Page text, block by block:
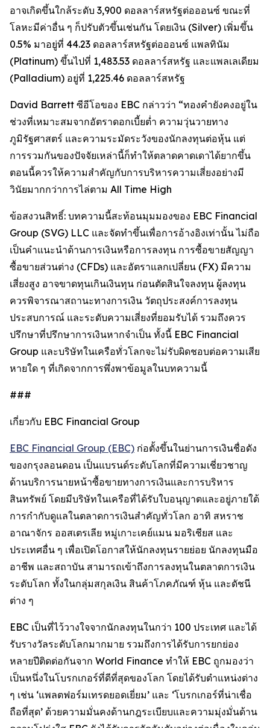
อาจเกิดขึ้นใกล้ระดับ 3,900 ดอลลาร์สหรัฐต่อออนซ์ ขณะที่
โลหะมีค่าอื่น ๆ ก็ปรับตัวขึ้นเช่นกัน โดยเงิน (Silver) เพิ่มขึ้น
0.5% มาอยู่ที่ 44.23 ดอลลาร์สหรัฐต่อออนซ์ แพลทินัม
(Platinum) ขึ้นไปที่ 1,483.53 ดอลลาร์สหรัฐ และแพลเลเดียม
(Palladium) อยู่ที่ 1,225.46 ดอลลาร์สหรัฐ
David Barrett ซีอีโอของ EBC กล่าวว่า “ทองคำยังคงอยู่ใน
ช่วงที่เหมาะสมจากอัตราดอกเบี้ยต่ำ ความวุ่นวายทาง
ภูมิรัฐศาสตร์ และความระมัดระวังของนักลงทุนต่อหุ้น แต่
การรวมกันของปัจจัยเหล่านี้ก็ทำให้ตลาดคาดเดาได้ยากขึ้น
ตอนนี้ควรให้ความสำคัญกับการบริหารความเสี่ยงอย่างมี
วินัยมากกว่าการไล่ตาม All Time High
ข้อสงวนสิทธิ์: บทความนี้สะท้อนมุมมองของ EBC Financial
Group (SVG) LLC และจัดทำขึ้นเพื่อการอ้างอิงเท่านั้น ไม่ถือ
เป็นคำแนะนำด้านการเงินหรือการลงทุน การซื้อขายสัญญา
ซื้อขายส่วนต่าง (CFDs) และอัตราแลกเปลี่ยน (FX) มีความ
เสี่ยงสูง อาจขาดทุนเกินเงินทุน ก่อนตัดสินใจลงทุน ผู้ลงทุน
ควรพิจารณาสถานะทางการเงิน วัตถุประสงค์การลงทุน
ประสบการณ์ และระดับความเสี่ยงที่ยอมรับได้ รวมถึงควร
ปรึกษาที่ปรึกษาการเงินหากจำเป็น ทั้งนี้ EBC Financial
Group และบริษัทในเครือทั่วโลกจะไม่รับผิดชอบต่อความเสีย
หายใด ๆ ที่เกิดจากการพึ่งพาข้อมูลในบทความนี้
###
เกี่ยวกับ EBC Financial Group
EBC Financial Group (EBC) ก่อตั้งขึ้นในย่านการเงินชื่อดัง
ของกรุงลอนดอน เป็นแบรนด์ระดับโลกที่มีความเชี่ยวชาญ
ด้านบริการนายหน้าซื้อขายทางการเงินและการบริหาร
สินทรัพย์ โดยมีบริษัทในเครือที่ได้รับใบอนุญาตและอยู่ภายใต้
การกำกับดูแลในตลาดการเงินสำคัญทั่วโลก อาทิ สหราช
อาณาจักร ออสเตรเลีย หมู่เกาะเคย์แมน มอริเชียส และ
ประเทศอื่น ๆ เพื่อเปิดโอกาสให้นักลงทุนรายย่อย นักลงทุนมือ
อาชีพ และสถาบัน สามารถเข้าถึงการลงทุนในตลาดการเงิน
ระดับโลก ทั้งในกลุ่มสกุลเงิน สินค้าโภคภัณฑ์ หุ้น และดัชนี
ต่าง ๆ
EBC เป็นที่ไว้วางใจจากนักลงทุนในกว่า 100 ประเทศ และได้
รับรางวัลระดับโลกมากมาย รวมถึงการได้รับการยกย่อง
หลายปีติดต่อกันจาก World Finance ทำให้ EBC ถูกมองว่า
เป็นหนึ่งในโบรกเกอร์ที่ดีที่สุดของโลก โดยได้รับตำแหน่งต่าง
ๆ เช่น ‘แพลตฟอร์มเทรดยอดเยี่ยม’ และ ‘โบรกเกอร์ที่น่าเชื่อ
ถือที่สุด’ ด้วยความมั่นคงด้านกฎระเบียบและความมุ่งมั่นด้าน